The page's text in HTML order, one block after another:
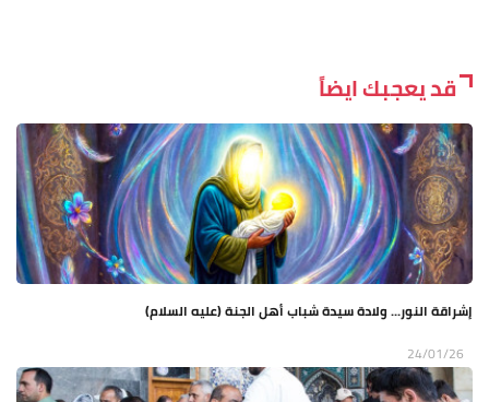
قد يعجبك ايضاً
إشراقة النور... ولادة سيدة شباب أهل الجنة (عليه السلام)
24/01/26